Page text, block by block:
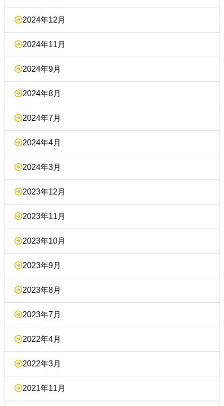
2024年12月
2024年11月
2024年9月
2024年8月
2024年7月
2024年4月
2024年3月
2023年12月
2023年11月
2023年10月
2023年9月
2023年8月
2023年7月
2022年4月
2022年3月
2021年11月